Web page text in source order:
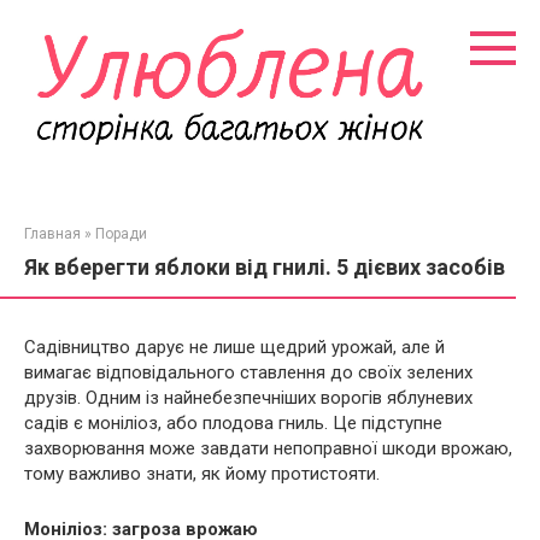
контенту
Главная » Поради
Як вберегти яблоки від гнилі. 5 дієвих засобів
Садівництво дарує не лише щедрий урожай, але й
вимагає відповідального ставлення до своїх зелених
друзів. Одним із найнебезпечніших ворогів яблуневих
садів є моніліоз, або плодова гниль. Це підступне
захворювання може завдати непоправної шкоди врожаю,
тому важливо знати, як йому протистояти.
Моніліоз: загроза врожаю